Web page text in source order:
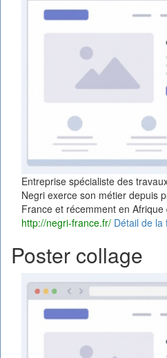
Entreprise spécialiste des
Negri exerce son métier depuis
France et récemment en Afrique
http://negri-france.fr/ Détail de la
Poster collage